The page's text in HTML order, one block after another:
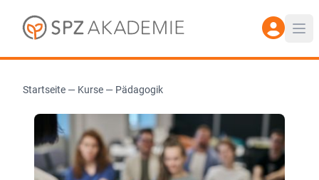
Startseite — Kurse — Pädagogik